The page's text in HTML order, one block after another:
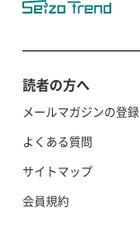
読者の方へ
メールマガジンの登録
よくある質問
サイトマップ
会員規約